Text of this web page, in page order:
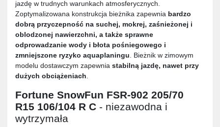
jazdę w trudnych warunkach atmosferycznych.
Zoptymalizowana konstrukcja bieżnika zapewnia bardzo
dobrą przyczepność na suchej, mokrej, zaśnieżonej i
oblodzonej nawierzchni, a także sprawne
odprowadzanie wody i błota pośniegowego i
zmniejszone ryzyko aquaplaningu. Bieżnik w zimowym
modelu dostawczym zapewnia stabilną jazdę, nawet przy
dużych obciążeniach.
Fortune SnowFun FSR-902 205/70
R15 106/104 R C - niezawodna i
wytrzymała